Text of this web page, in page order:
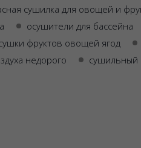
сушилка для овощей и
осушители для бассейна
фруктов овощей ягод
недорого
сушильный